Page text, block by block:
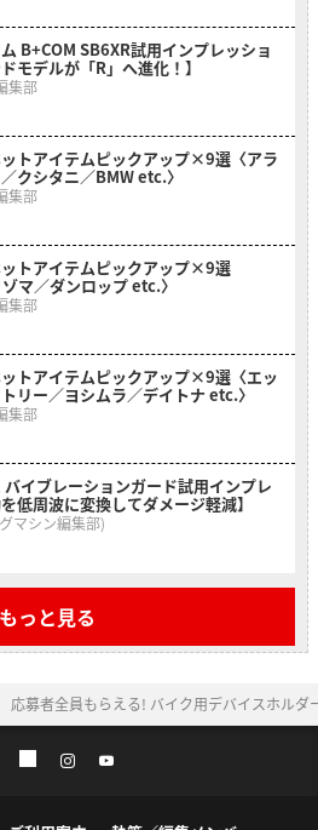
B+COM SB6XR試用インプレッショ
モデルが「R」へ進化！】
集部
トアイテムピックアップ×9選〈アラ
クシタニ／BMW etc.〉
集部
トアイテムピックアップ×9選
ゾマ／ダンロップ etc.〉
集部
トアイテムピックアップ×9選〈エッ
リー／ヨシムラ／デイトナ etc.〉
集部
イブレーションガード試用インプレ
低周波に変換してダメージ軽減】
マシン編集部)
もっと見る
応募者全員もらえる! バイク用デバイスホルダ